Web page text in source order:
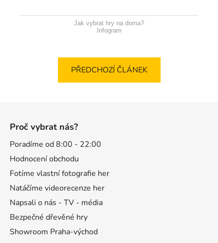
Jak vybrat hry na doma?
Infogram
PŘEDCHOZÍ ČLÁNEK
Proč vybrat nás?
Poradíme od 8:00 - 22:00
Hodnocení obchodu
Fotíme vlastní fotografie her
Natáčíme videorecenze her
Napsali o nás - TV - média
Bezpečné dřevěné hry
Showroom Praha-východ